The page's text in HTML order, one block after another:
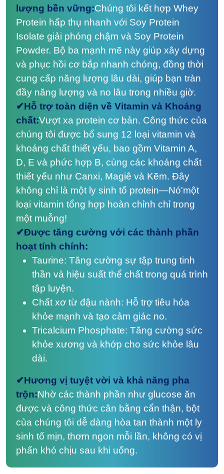
lượng bền vững:Chúng tôi kết hợp Whey
Protein hấp thụ nhanh với Soy Protein
Isolate giải phóng chậm và Soy Protein
Powder. Bộ ba mạnh mẽ này giúp xây dựng
và phục hồi cơ bắp nhanh chóng, đồng thời
cung cấp năng lượng lâu dài, giúp bạn tràn
đầy năng lượng và no lâu trong nhiều giờ.
✔Hỗ trợ toàn diện về Vitamin và Khoáng
chất:Vượt xa protein cơ bản. Công thức của
chúng tôi được bổ sung 12 loại vitamin và
khoáng chất thiết yếu, bao gồm Vitamin A,
D, E và phức hợp B, cùng các khoáng chất
thiết yếu như Canxi, Magiê và Kẽm. Đây
không chỉ là một ly sinh tố protein—Nó'một
loại vitamin tổng hợp hoàn chỉnh chỉ trong
một muỗng!
✔Được tăng cường với các thành phần
hoạt tính chính:
Taurine: Tăng cường sự tập trung tinh
thần và hiệu suất thể chất trong quá trình
tập luyện.
Chất xơ từ đậu nành: Hỗ trợ tiêu hóa
khỏe mạnh và tạo cảm giác no.
Tricalcium Phosphate: Tăng cường sức
khỏe xương và khớp cho sức khỏe lâu
dài.
✔Hương vị tuyệt vời và khả năng pha
trộn:Nhờ các thành phần như glucose ăn
được và công thức cân bằng cẩn thận, bột
của chúng tôi dễ dàng hòa tan thành một ly
sinh tố mịn, thơm ngon mỗi lần, không có vị
phấn khó chịu sau khi uống.